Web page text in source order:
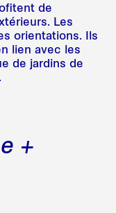
de
Les
orientations. Ils
lien avec les
de jardins de
+